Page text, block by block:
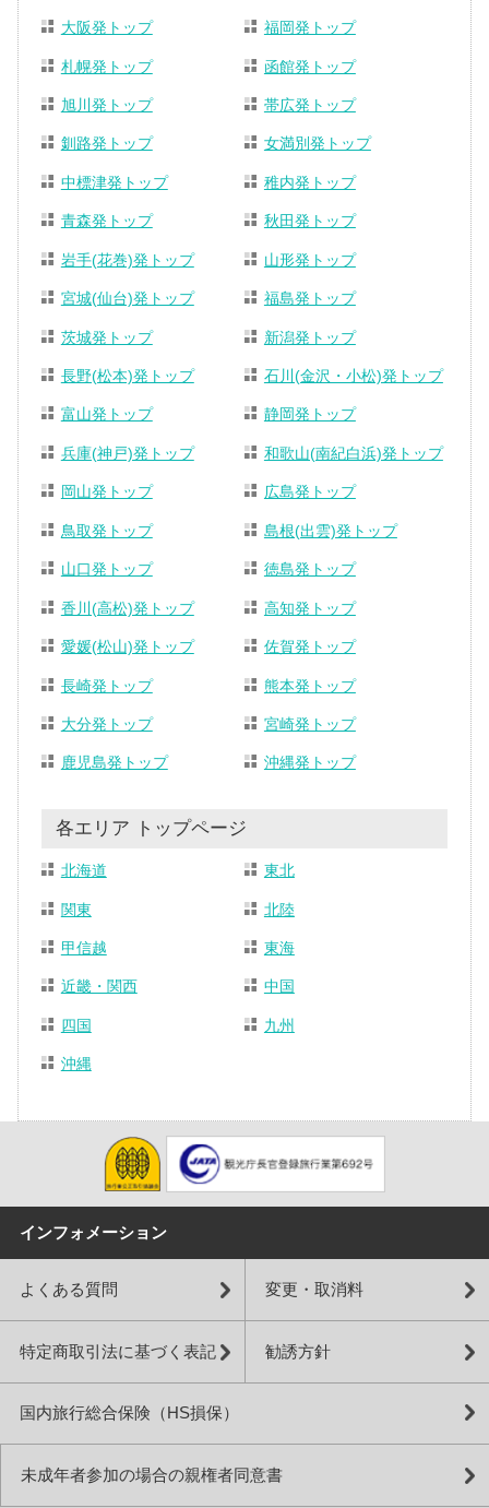
大阪発トップ 福岡発トップ
札幌発トップ 函館発トップ
旭川発トップ 帯広発トップ
釧路発トップ 女満別発トップ
中標津発トップ 稚内発トップ
青森発トップ 秋田発トップ
岩手(花巻)発トップ 山形発トップ
宮城(仙台)発トップ 福島発トップ
茨城発トップ 新潟発トップ
長野(松本)発トップ 石川(金沢・小松)発トップ
富山発トップ 静岡発トップ
兵庫(神戸)発トップ 和歌山(南紀白浜)発トップ
岡山発トップ 広島発トップ
鳥取発トップ 島根(出雲)発トップ
山口発トップ 徳島発トップ
香川(高松)発トップ 高知発トップ
愛媛(松山)発トップ 佐賀発トップ
長崎発トップ 熊本発トップ
大分発トップ 宮崎発トップ
鹿児島発トップ 沖縄発トップ
各エリア トップページ
北海道 東北
関東 北陸
甲信越 東海
近畿・関西 中国
四国 九州
沖縄
インフォメーション
よくある質問 変更・取消料
特定商取引法に基づく表記 勧誘方針
国内旅行総合保険（HS損保）
未成年者参加の場合の親権者同意書